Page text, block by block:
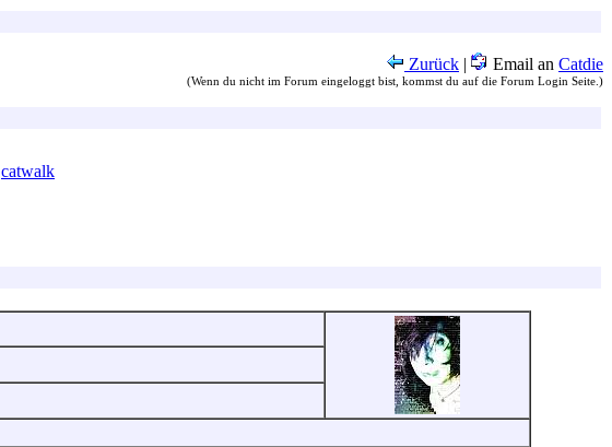
Zurück | Email an Catdie
(Wenn du nicht im Forum eingeloggt bist, kommst du auf die Forum Login Seite.)
catwalk